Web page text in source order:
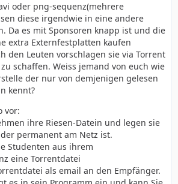
oder png-sequenz(mehrere
diese irgendwie in eine andere
Da es mit Sponsoren knapp ist und die
extra Externfestplatten kaufen
den Leuten vorschlagen sie via Torrent
schaffen. Weiss jemand von euch wie
der nur von demjenigen gelesen
kennt?
vor:
ihre Riesen-Datein und legen sie
permanent am Netz ist.
Studenten aus ihrem
eine Torrentdatei
als email an den Empfänger.